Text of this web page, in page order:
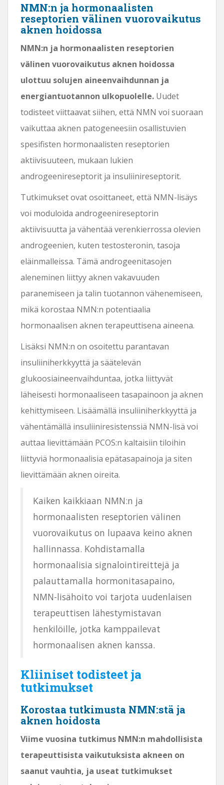
NMN:n ja hormonaalisten
reseptorien välinen vuorovaikutus
aknen hoidossa
NMN:n ja hormonaalisten reseptorien
välinen vuorovaikutus aknen hoidossa
ulottuu solujen aineenvaihdunnan ja
energiantuotannon ulkopuolelle. Uudet
todisteet viittaavat siihen, että NMN voi suoraan
vaikuttaa aknen patogeneesiin osallistuvien
spesifisten hormonaalisten reseptorien
aktiivisuuteen, mukaan lukien
androgeenireseptorit ja insuliinireseptorit.
Tutkimukset ovat osoittaneet, että NMN-lisäys
voi moduloida androgeenireseptorin
aktiivisuutta ja vähentää verenkierrossa olevien
androgeenien, kuten testosteronin, tasoja
eläinmalleissa. Tämä androgeenitasojen
aleneminen liittyy aknen vakavuuden
paranemiseen ja talin tuotannon vähenemiseen,
mikä korostaa NMN:n potentiaalia
hormonaalisen aknen terapeuttisena aineena.
Lisäksi NMN:n on osoitettu parantavan
insuliiniherkkyyttä ja säätelevän
glukoosiaineenvaihduntaa, jotka liittyvät
läheisesti hormonaaliseen tasapainoon ja aknen
kehittymiseen. Lisäämällä insuliiniherkkyyttä ja
vähentämällä insuliiniresistenssiä NMN-lisä voi
auttaa lievittämään PCOS:n kaltaisiin tiloihin
liittyviä hormonaalisia epätasapainoja ja siten
lievittämään aknen oireita.
Kaiken kaikkiaan NMN:n ja
hormonaalisten reseptorien välinen
vuorovaikutus on lupaava keino aknen
hallinnassa. Kohdistamalla
hormonaalisia signalointireittejä ja
palauttamalla hormonitasapaino,
NMN-lisähoito voi tarjota uudenlaisen
terapeuttisen lähestymistavan
henkilöille, jotka kamppailevat
hormonaalisen aknen kanssa.
Kliiniset todisteet ja
tutkimukset
Korostaa tutkimusta NMN:stä ja
aknen hoidosta
Viime vuosina tutkimus NMN:n mahdollisista
terapeuttisista vaikutuksista akneen on
saanut vauhtia, ja useat tutkimukset